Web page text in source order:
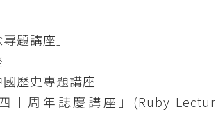
題講座」
歷史專題講座
十周年誌慶講座」(Ruby